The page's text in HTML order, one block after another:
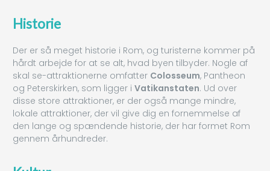
Historie
Der er så meget historie i Rom, og turisterne kommer på
hårdt arbejde for at se alt, hvad byen tilbyder. Nogle af
skal se-attraktionerne omfatter Colosseum, Pantheon
og Peterskirken, som ligger i Vatikanstaten. Ud over
disse store attraktioner, er der også mange mindre,
lokale attraktioner, der vil give dig en fornemmelse af
den lange og spændende historie, der har formet Rom
gennem århundreder.